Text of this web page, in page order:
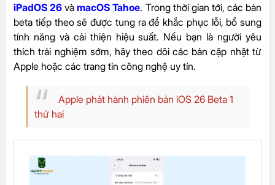
iPadOS 26 vàmacOS Tahoe. Trong thời gian tới, các bản
beta tiếp theo sẽ được tung ra để khắc phục lỗi, bổ sung
tính năng và cải thiện hiệu suất. Nếu bạn là người yêu
thích trải nghiệm sớm, hãy theo dõi các bản cập nhật từ
Apple hoặc các trang tin công nghệ uy tín.
Apple phát hành phiên bản iOS 26 Beta 1
thứ hai